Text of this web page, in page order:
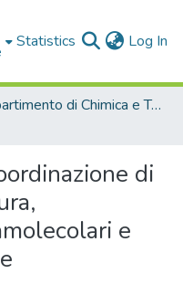
Statistics Log In
Dipartimento di Chimica e Tecnologie Chimiche - Tesi di Dottorato
di
e